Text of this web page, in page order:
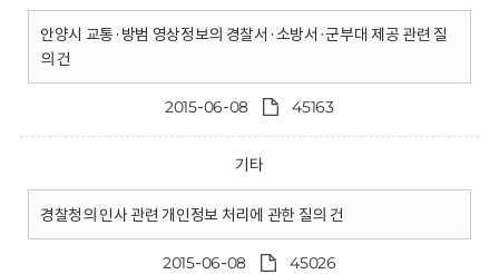
안양시 교통·방범 영상정보의 경찰서·소방서·군부대 제공 관련 질
의 건
2015-06-08 45163
기타
경찰청의 인사 관련 개인정보 처리에 관한 질의 건
2015-06-08 45026